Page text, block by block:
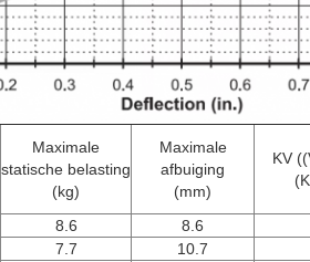
Maximale
statische belasting
(kg)
Maximale
afbuiging
(mm)
KV
8.6 8.6
7.7 10.7